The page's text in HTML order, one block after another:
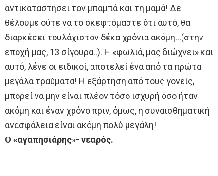
αντικαταστήσει τον μπαμπά και τη μαμά! Δε
θέλουμε ούτε να το σκεφτόμαστε ότι αυτό, θα
διαρκέσει τουλάχιστον δέκα χρόνια ακόμη…(στην
εποχή μας, 13 σίγουρα..). Η «φωλιά, μας διώχνει» και
αυτό, λένε οι ειδικοί, αποτελεί ένα από τα πρώτα
μεγάλα τραύματα! Η εξάρτηση από τους γονείς,
μπορεί να μην είναι πλέον τόσο ισχυρή όσο ήταν
ακόμη και έναν χρόνο πριν, όμως, η συναισθηματική
ανασφάλεια είναι ακόμη πολύ μεγάλη!
Ο «αγαπησιάρης»- νεαρός.